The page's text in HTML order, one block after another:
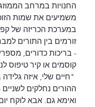
החנויות במרחב
משמיעים את שמות
במערכת הכריזה של
זורמים בין התורים
- בריכות כדורים,
קוסמים או קיר טיפוס
ההורים נחלקים
ואימא גם. אבא לוקח